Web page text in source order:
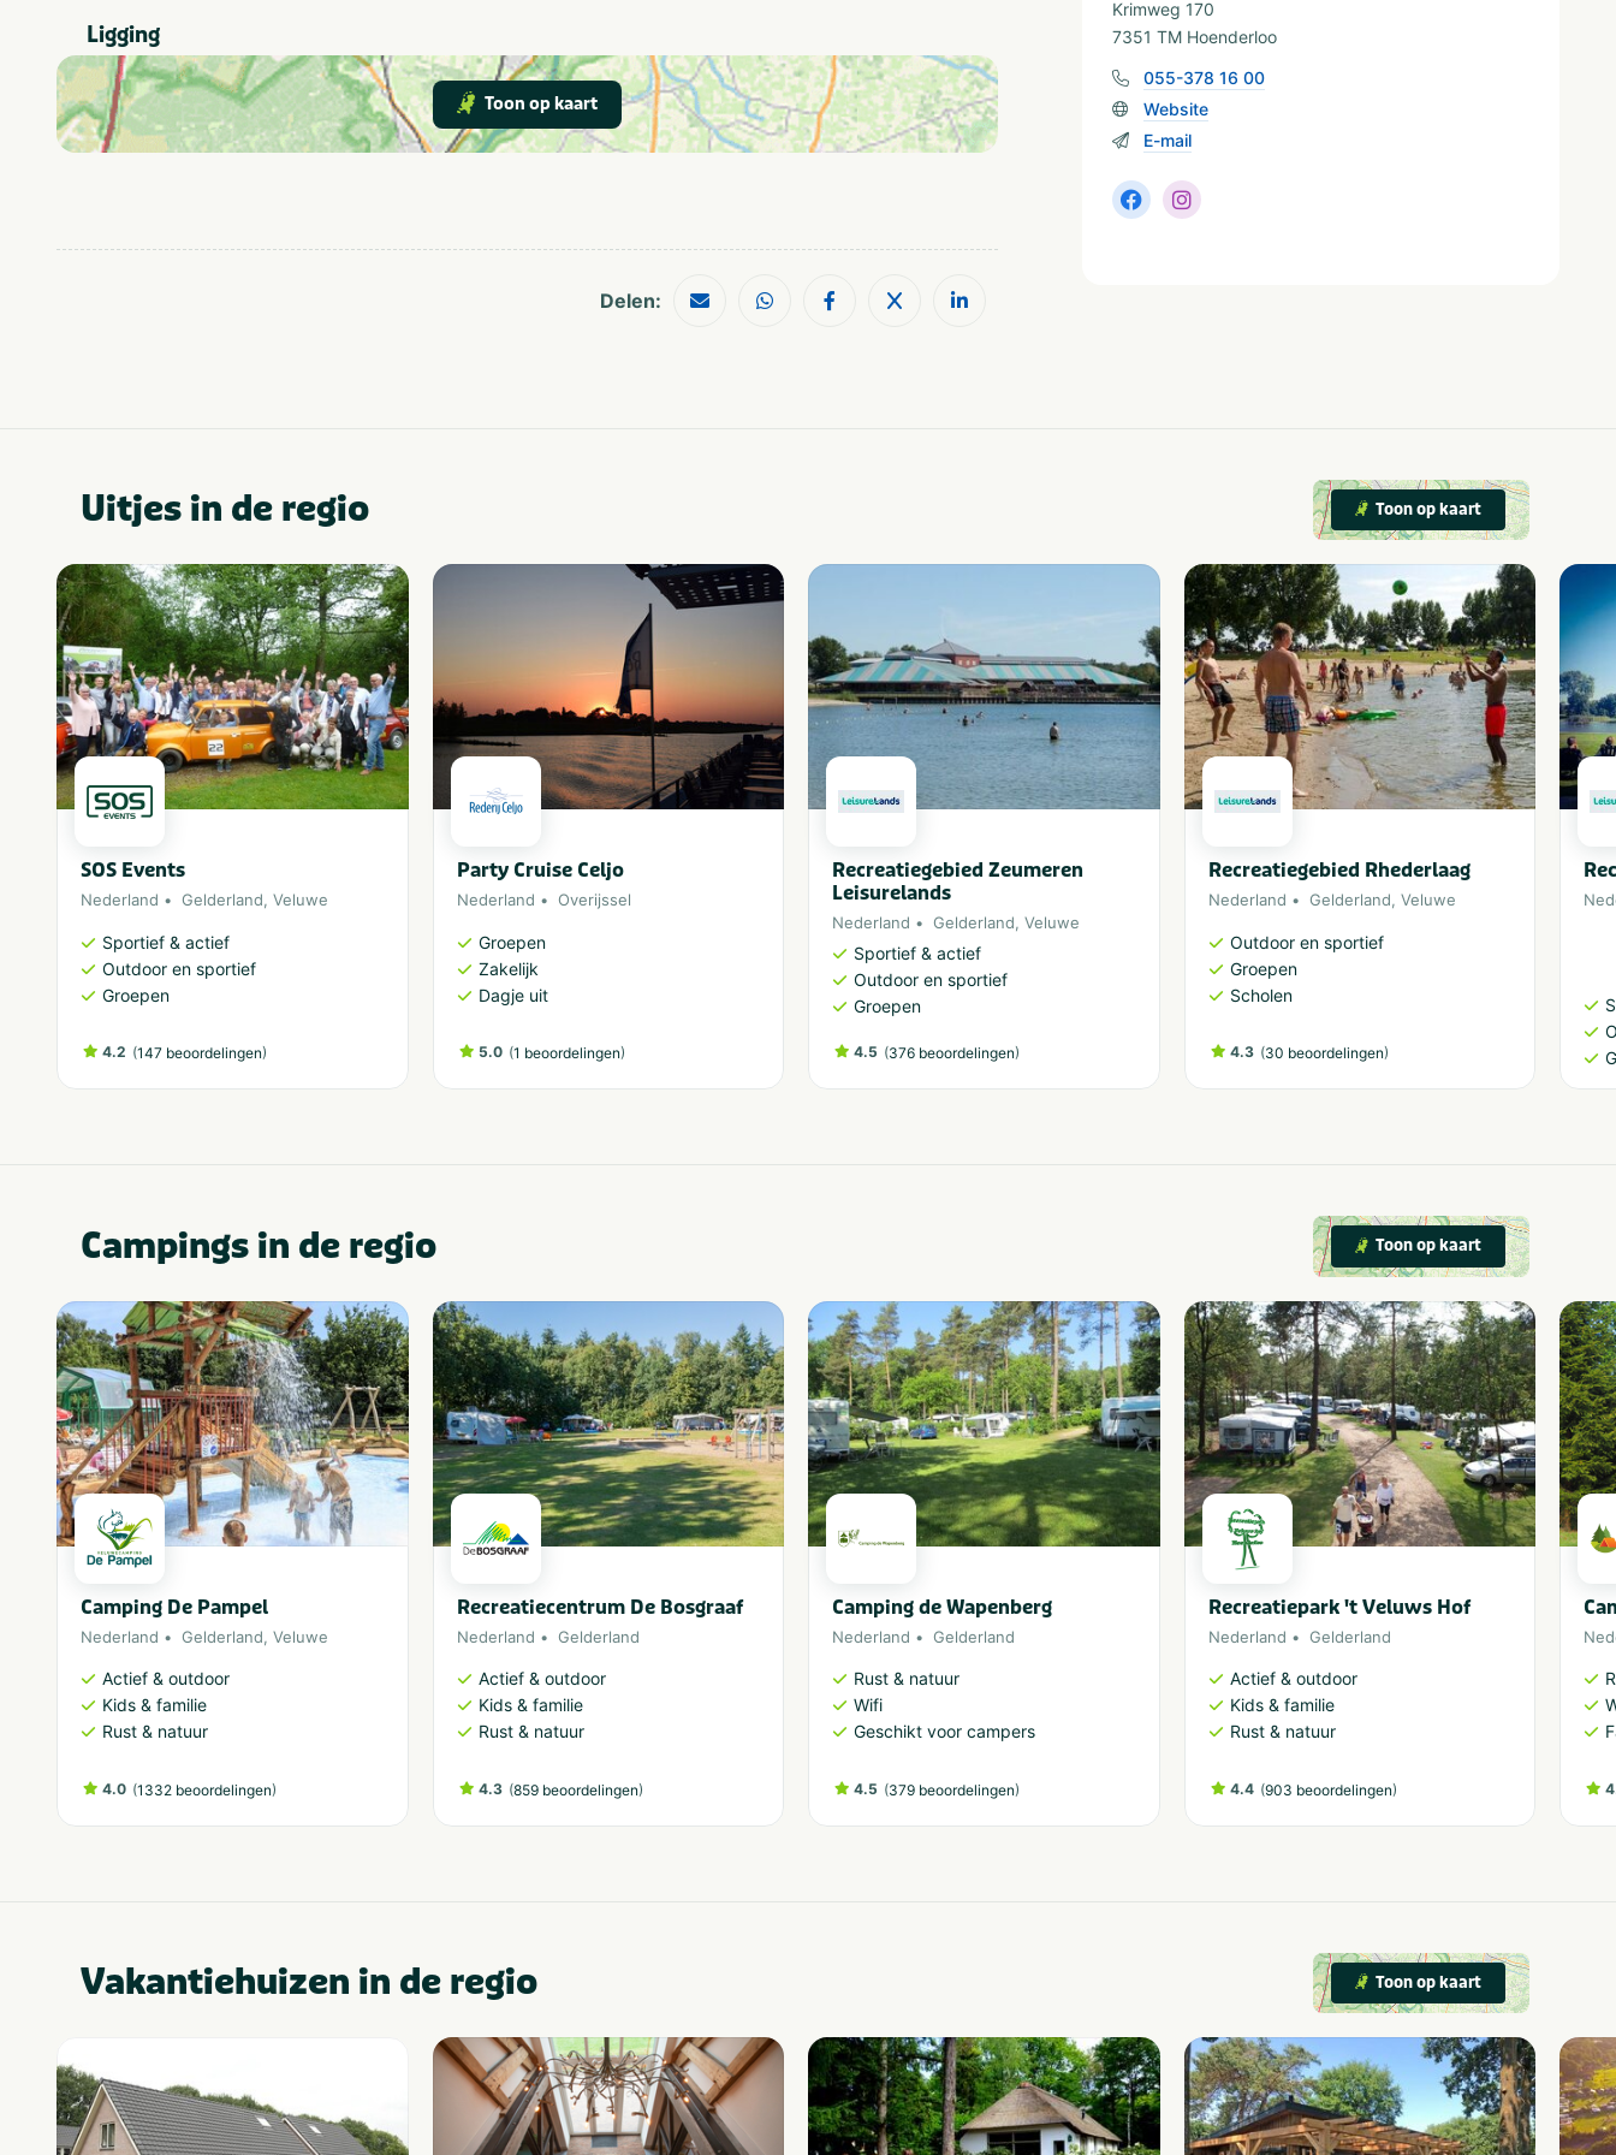
Geschikt voor
Geschikt voor
kinderen
Geschikt voor alle
leeftijden
Ligging
Toon op kaart
Delen:
Krimweg 170
7351 TM Hoenderloo
055-378 16 00
Website
E-mail
Uitjes in de regio Toon op kaart
SOS Events
Nederland Gelderland, Veluwe
Sportief & actief
Outdoor en sportief
Groepen
4.2 (147 beoordelingen)
Party Cruise Celjo
Nederland Overijssel
Groepen
Zakelijk
Dagje uit
5.0 (1 beoordelingen)
Recreatiegebied Zeumeren
Leisurelands
Nederland Gelderland, Veluwe
Sportief & actief
Outdoor en sportief
Groepen
4.5 (376 beoordelingen)
Recreatiegebied Rhederlaag
Nederland Gelderland, Veluwe
Outdoor en sportief
Groepen
Scholen
4.3 (30 beoordelingen)
Campings in de regio Toon op kaart
Camping De Pampel
Nederland Gelderland, Veluwe
Actief & outdoor
Kids & familie
Rust & natuur
4.0 (1332 beoordelingen)
Recreatiecentrum De Bosgraaf
Nederland Gelderland
Actief & outdoor
Kids & familie
Rust & natuur
4.3 (859 beoordelingen)
Camping de Wapenberg
Nederland Gelderland
Rust & natuur
Wifi
Geschikt voor campers
4.5 (379 beoordelingen)
Recreatiepark 't Veluws Hof
Nederland Gelderland
Actief & outdoor
Kids & familie
Rust & natuur
4.4 (903 beoordelingen)
Vakantiehuizen in de regio Toon op kaart